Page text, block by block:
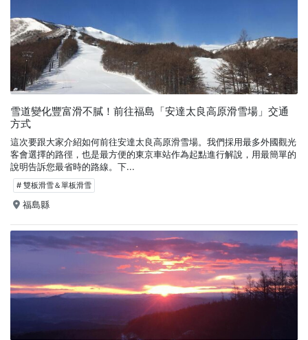
雪道變化豐富滑不膩！前往福島「安達太良高原滑雪場」交通
方式
這次要跟大家介紹如何前往安達太良高原滑雪場。我們採用最多外國觀光
客會選擇的路徑，也是最方便的東京車站作為起點進行解說，用最簡單的
說明告訴您最省時的路線。下...
# 雙板滑雪＆單板滑雪
福島縣